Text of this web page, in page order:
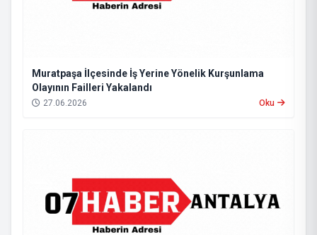
Muratpaşa İlçesinde İş Yerine Yönelik Kurşunlama
Olayının Failleri Yakalandı
27.06.2026 Oku